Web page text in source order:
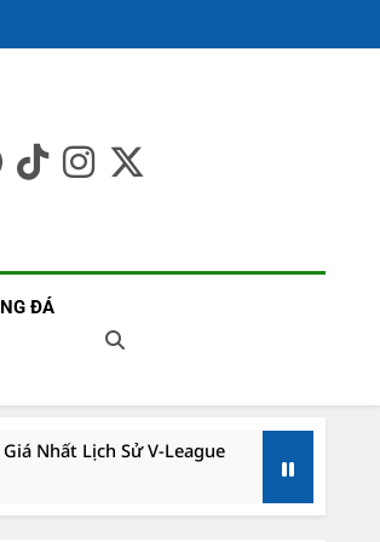
Châu Á –
ĐÁ
Nhất Lịch Sử V-League